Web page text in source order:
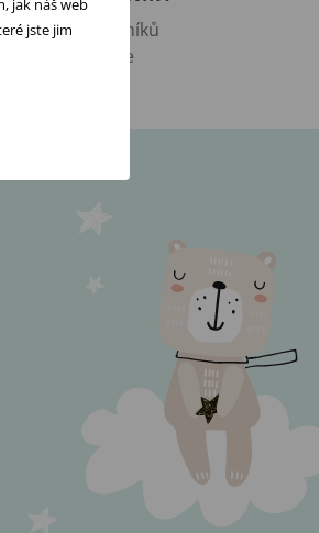
našich zákazníků
nás doporučuje
jste jim